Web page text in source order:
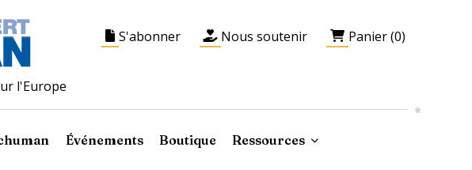
l'Europe
S'abonner Nous soutenir Panier (0)
Événements Boutique Ressources